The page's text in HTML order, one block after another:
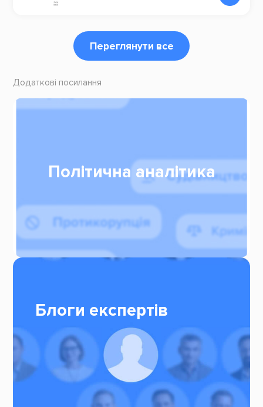
Переглянути все
Додаткові посилання
Політична аналітика
Блоги експертів